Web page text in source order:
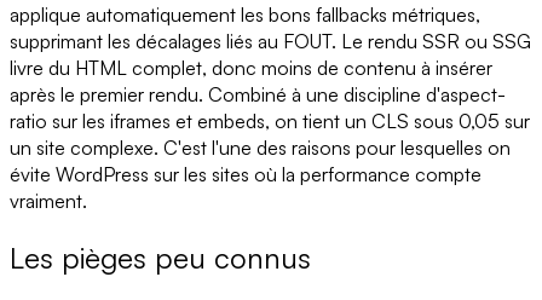
applique automatiquement les bons fallbacks métriques,
supprimant les décalages liés au FOUT. Le rendu SSR ou SSG
livre du HTML complet, donc moins de contenu à insérer
après le premier rendu. Combiné à une discipline d'aspect-
ratio sur les iframes et embeds, on tient un CLS sous 0,05 sur
un site complexe. C'est l'une des raisons pour lesquelles on
évite WordPress sur les sites où la performance compte
vraiment.
Les pièges peu connus